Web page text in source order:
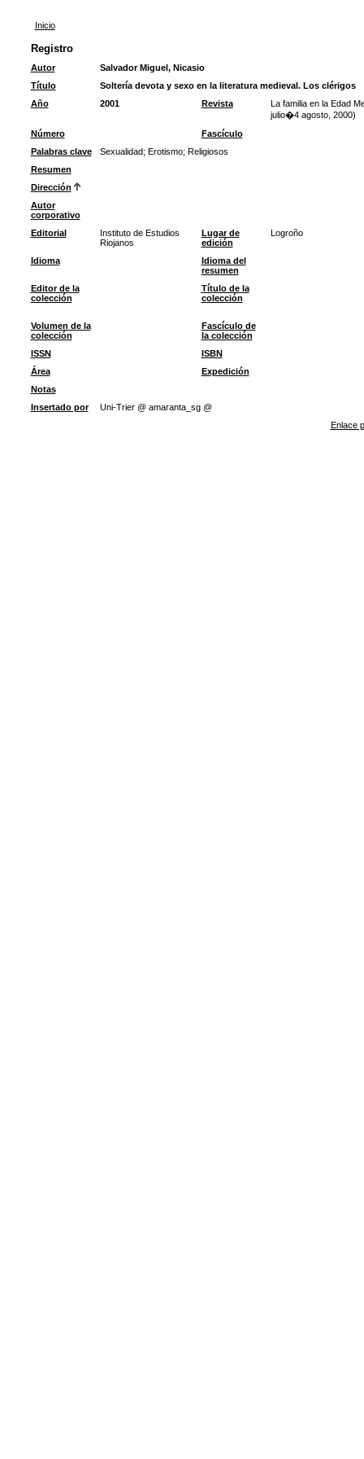
Inicio
Registro
Autor
Salvador Miguel, Nicasio
Título
Soltería devota y sexo en la literatura medieval. Los clérigos
Año
2001 Revista
La familia en la Edad
julio�4 agosto, 2000)
Número
Fascículo
Palabras clave
Sexualidad; Erotismo; Religiosos
Resumen
Dirección
Autor
corporativo
Editorial
Instituto de Estudios
Riojanos
Lugar de
edición
Logroño
Idioma
Idioma del
resumen
Editor de la
colección
Título de la
colección
Volumen de la
colección
Fascículo de
la colección
ISSN
ISBN
Área
Expedición
Notas
Insertado por
Uni-Trier @ amaranta_sg @
Enlace